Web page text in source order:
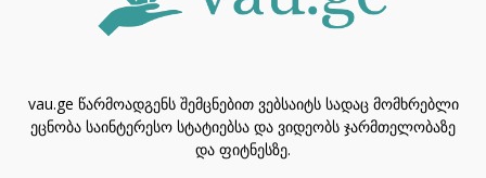
vau.ge წარმოადგენს შემცნებით ვებსაიტს სადაც მომხრებლი
ეცნობა საინტერესო სტატიებსა და ვიდეობს ჯარმთელობაზე
და ფიტნესზე.